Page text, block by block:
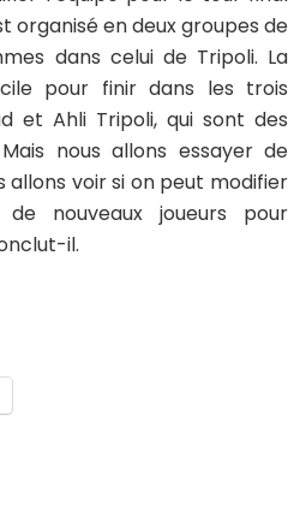
organisé en deux groupes de
dans celui de Tripoli. La
pour finir dans les trois
et Ahli Tripoli, qui sont des
nous allons essayer de
allons voir si on peut modifier
nouveaux joueurs pour
il.